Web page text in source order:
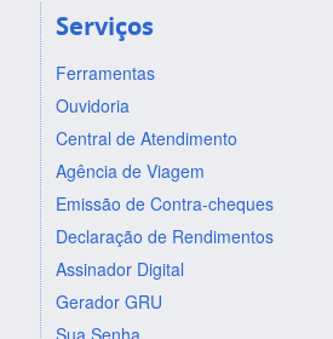
Serviços
Ferramentas
Ouvidoria
Central de Atendimento
Agência de Viagem
Emissão de Contra-cheques
Declaração de Rendimentos
Assinador Digital
Gerador GRU
Sua Senha